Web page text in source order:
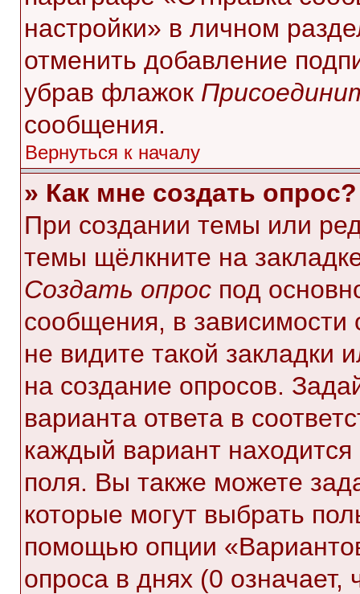
настройки» в личном
отменить добавление
убрав флажок
сообщения.
Вернуться к началу
» Как мне создать опрос?
При создании темы или
темы щёлкните на
Создать опрос под
сообщения, в зависимости
не видите такой
на создание опросов.
варианта ответа в
каждый вариант находится
поля. Вы также можете
которые могут выбрать
помощью опции
опроса в днях (0